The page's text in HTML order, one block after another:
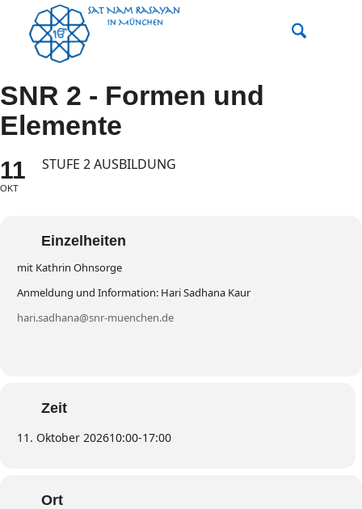
SNR 2 - Formen und
Elemente
11
OKT
STUFE 2 AUSBILDUNG
Einzelheiten
mit Kathrin Ohnsorge
Anmeldung und Information: Hari Sadhana Kaur
hari.sadhana@snr-muenchen.de
Zeit
11. Oktober 202610:00-17:00
Ort